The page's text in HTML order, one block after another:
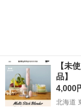
【未
品】
4,000
北海道